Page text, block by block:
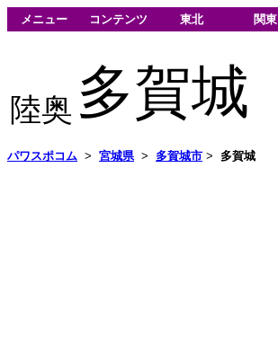
メニュー コンテンツ 東北 関東
陸奥 多賀城
パワスポコム > 宮城県> 多賀城市 > 多賀城